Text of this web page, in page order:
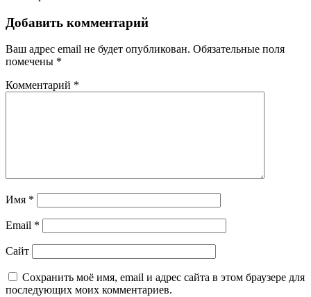
Добавить комментарий
Ваш адрес email не будет опубликован. Обязательные поля
помечены *
Комментарий *
Имя *
Email *
Сайт
Сохранить моё имя, email и адрес сайта в этом браузере для
последующих моих комментариев.